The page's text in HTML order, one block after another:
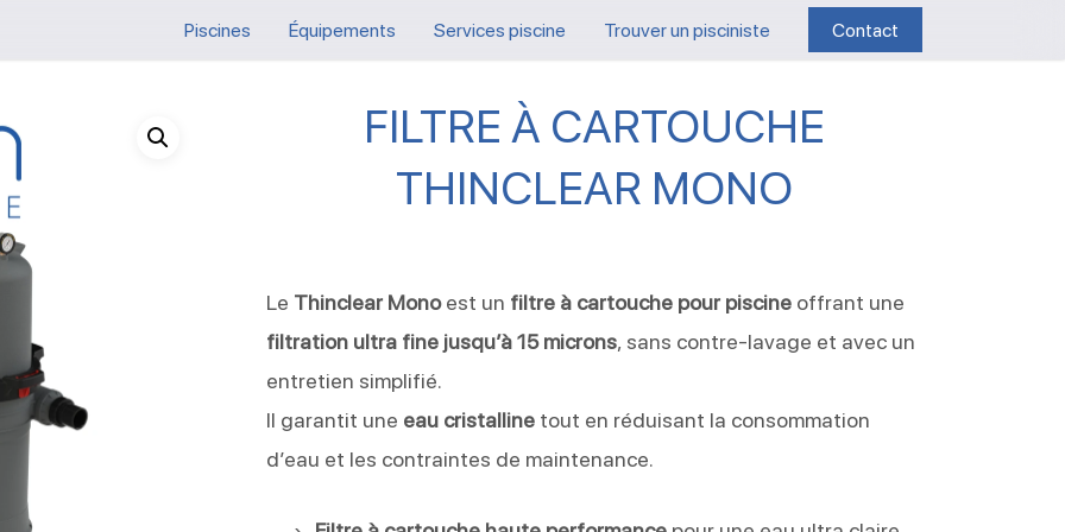
Piscines Équipements Services piscine Trouver un pisciniste Contact
FILTRE À CARTOUCHE
THINCLEAR MONO
Le Thinclear Monoest un filtre à cartouche pour piscineoffrant une
filtration ultra fine jusqu’à 15 microns, sans contre-lavage et avec un
entretien simplifié.
Il garantit une eau cristallinetout en réduisant la consommation
d’eau et les contraintes de maintenance.